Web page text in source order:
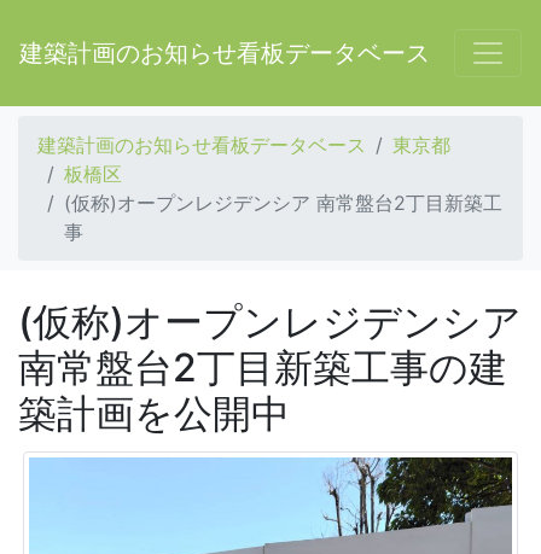
建築計画のお知らせ看板データベース
建築計画のお知らせ看板データベース
東京都
板橋区
(仮称)オープンレジデンシア 南常盤台2丁目新築工
事
(仮称)オープンレジデンシア
南常盤台2丁目新築工事の建
築計画を公開中